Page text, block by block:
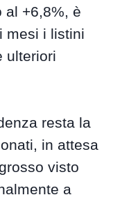
al +6,8%, è
mesi i listini
ulteriori
resta la
in attesa
visto
a